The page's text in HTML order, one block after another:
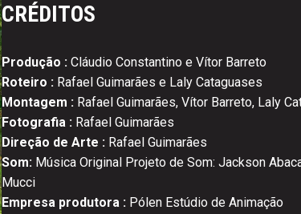
CRÉDITOS
Produção :Cláudio Constantino e Vítor Barreto
Roteiro :Rafael Guimarães e Laly Cataguases
Montagem :Rafael Guimarães, Vítor Barreto, Laly
Fotografia :Rafael Guimarães
Direção de Arte :Rafael Guimarães
Som:Música Original Projeto de Som: Jackson
Mucci
Empresa produtora :Pólen Estúdio de Animação